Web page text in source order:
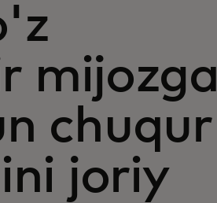
mijozga
chuqur
joriy